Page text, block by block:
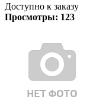
Доступно к заказу
Просмотры: 123